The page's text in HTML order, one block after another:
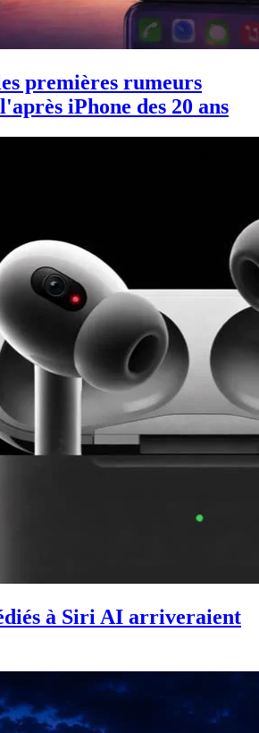
premières rumeurs
iPhone des 20 ans
à Siri AI arriveraient